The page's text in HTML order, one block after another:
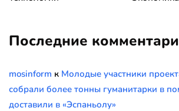
Последние
mosinform к Молодые участники
собрали более тонны гуманитарки в
доставили в «Эспаньолу»